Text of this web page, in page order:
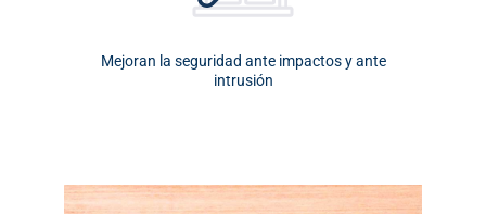
Mejoran la seguridad ante impactos y ante
intrusión